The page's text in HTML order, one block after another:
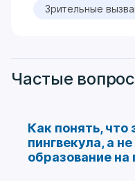
Зрительные
Частые
Как понять, что
пингвекула, а
образование на